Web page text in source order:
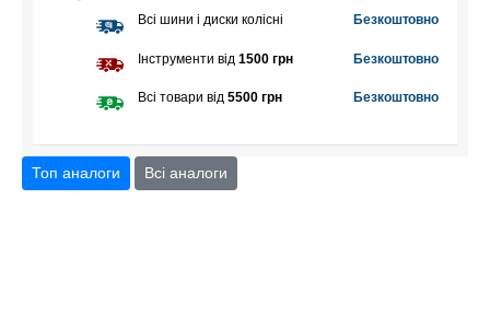
Всі шини і диски колісні Безкоштовно
Інструменти від1500 грн Безкоштовно
Всі товари від5500 грн Безкоштовно
Топ аналоги Всі аналоги